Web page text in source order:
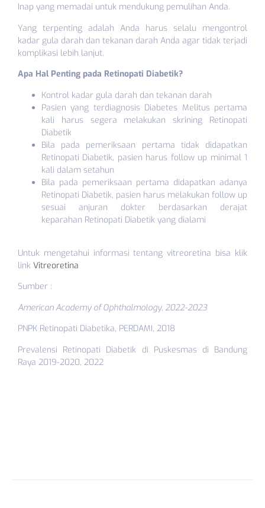
Inap yang memadai untuk mendukung pemulihan Anda.
Yang terpenting adalah Anda harus selalu mengontrol
kadar gula darah dan tekanan darah Anda agar tidak terjadi
komplikasi lebih lanjut.
Apa Hal Penting pada Retinopati Diabetik?
Kontrol kadar gula darah dan tekanan darah
Pasien yang terdiagnosis Diabetes Melitus pertama
kali harus segera melakukan skrining Retinopati
Diabetik
Bila pada pemeriksaan pertama tidak didapatkan
Retinopati Diabetik, pasien harus follow up minimal 1
kali dalam setahun
Bila pada pemeriksaan pertama didapatkan adanya
Retinopati Diabetik, pasien harus melakukan follow up
sesuai anjuran dokter berdasarkan derajat
keparahan Retinopati Diabetik yang dialami
Untuk mengetahui informasi tentang vitreoretina bisa klik
link Vitreoretina
Sumber :
American Academy of Ophthalmology, 2022-2023
PNPK Retinopati Diabetika, PERDAMI, 2018
Prevalensi Retinopati Diabetik di Puskesmas di Bandung
Raya 2019-2020, 2022